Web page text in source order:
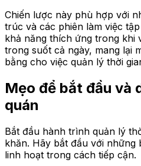
Chiến lược này phù hợp với
trúc và các phiên làm việc
khả năng thích ứng trong khi
trong suốt cả ngày, mang lại
bằng cho việc quản lý thời
Mẹo để bắt đầu và
quán
Bắt đầu hành trình quản lý
khăn. Hãy bắt đầu với những
linh hoạt trong cách tiếp cận.